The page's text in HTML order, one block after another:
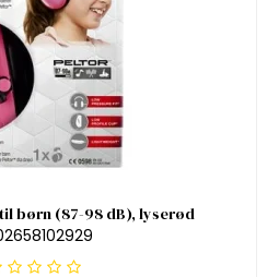
børn (87-98 dB), lyserød